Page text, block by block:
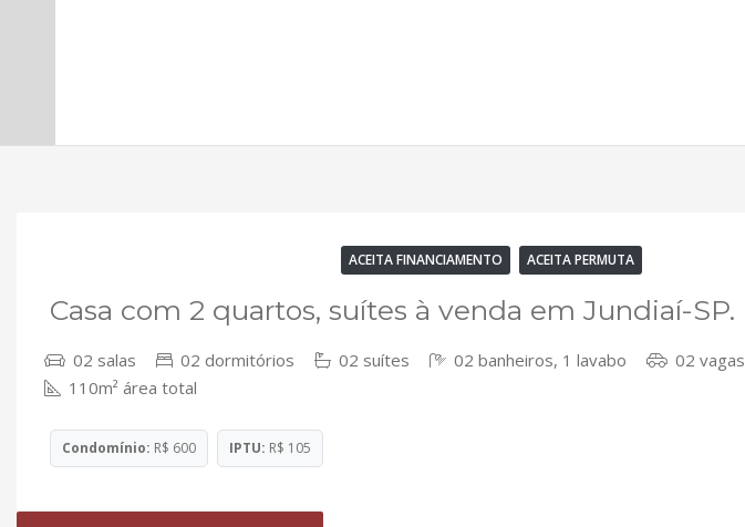
ACEITA FINANCIAMENTO ACEITA PERMUTA
Casa com 2 quartos, suítes à venda em Jundiaí-SP.
02 salas 02 dormitórios 02 suítes 02 banheiros, 1 lavabo 02 vagas
110m² área total
Condomínio: R$ 600 IPTU: R$ 105